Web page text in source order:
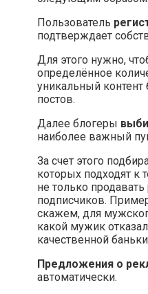
Пользователь
подтверждает
Для этого нужно,
определённое
уникальный
постов.
Далее блогеры
наиболее важный
За счет этого
которых подходят к
не только
подписчиков.
скажем, для
какой мужик
качественной
Предложения о
автоматически.